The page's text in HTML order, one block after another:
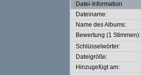
Datei-Information
Dateiname:
Name des Albums:
Bewertung (1 Stimmen):
Schlüsselwörter:
Dateigröße:
Hinzugefügt am: